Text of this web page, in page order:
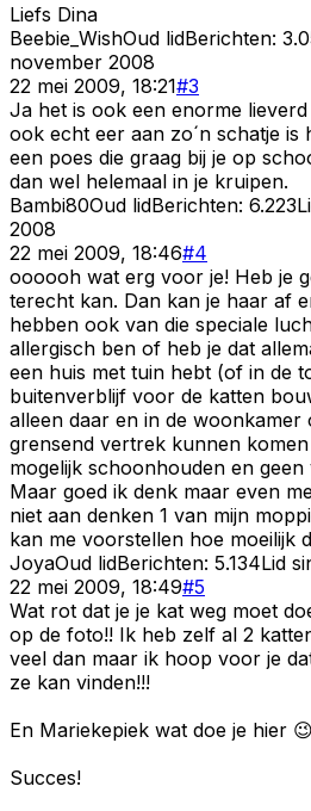
Liefs Dina
Beebie_WishOud lidBerichten:
november 2008
22 mei 2009, 18:21#3
Ja het is ook een enorme
ook echt eer aan zo´n schatje
een poes die graag bij je op
dan wel helemaal in je kruipen.
Bambi80Oud lidBerichten: 6.223
2008
22 mei 2009, 18:46#4
oooooh wat erg voor je! Heb je
terecht kan. Dan kan je haar af
hebben ook van die speciale
allergisch ben of heb je dat
een huis met tuin hebt (of in de
buitenverblijf voor de katten
alleen daar en in de woonkamer
grensend vertrek kunnen
mogelijk schoonhouden en
Maar goed ik denk maar even
niet aan denken 1 van mijn
kan me voorstellen hoe moeilijk
JoyaOud lidBerichten: 5.134Lid
22 mei 2009, 18:49#5
Wat rot dat je je kat weg moet
op de foto!! Ik heb zelf al 2
veel dan maar ik hoop voor je
ze kan vinden!!!
En Mariekepiek wat doe je hier
Succes!